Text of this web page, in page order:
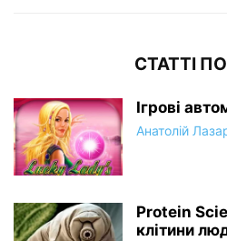
СТАТТІ
Ігрові
Анатолій
Protein
клітини